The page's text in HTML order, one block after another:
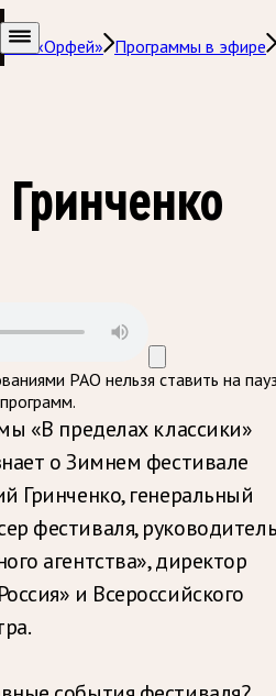
«Орфей» Программы в эфире
РАО нельзя ставить на
«В пределах классики»
о Зимнем фестивале
Гринченко, генеральный
фестиваля,
агентства», директор
и Всероссийского